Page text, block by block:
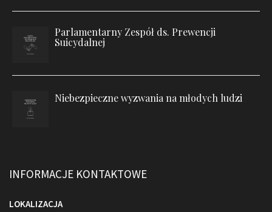
Parlamentarny Zespół ds. Prewencji
Suicydalnej
Niebezpieczne wyzwania na młodych ludzi
INFORMACJE KONTAKTOWE
LOKALIZACJA